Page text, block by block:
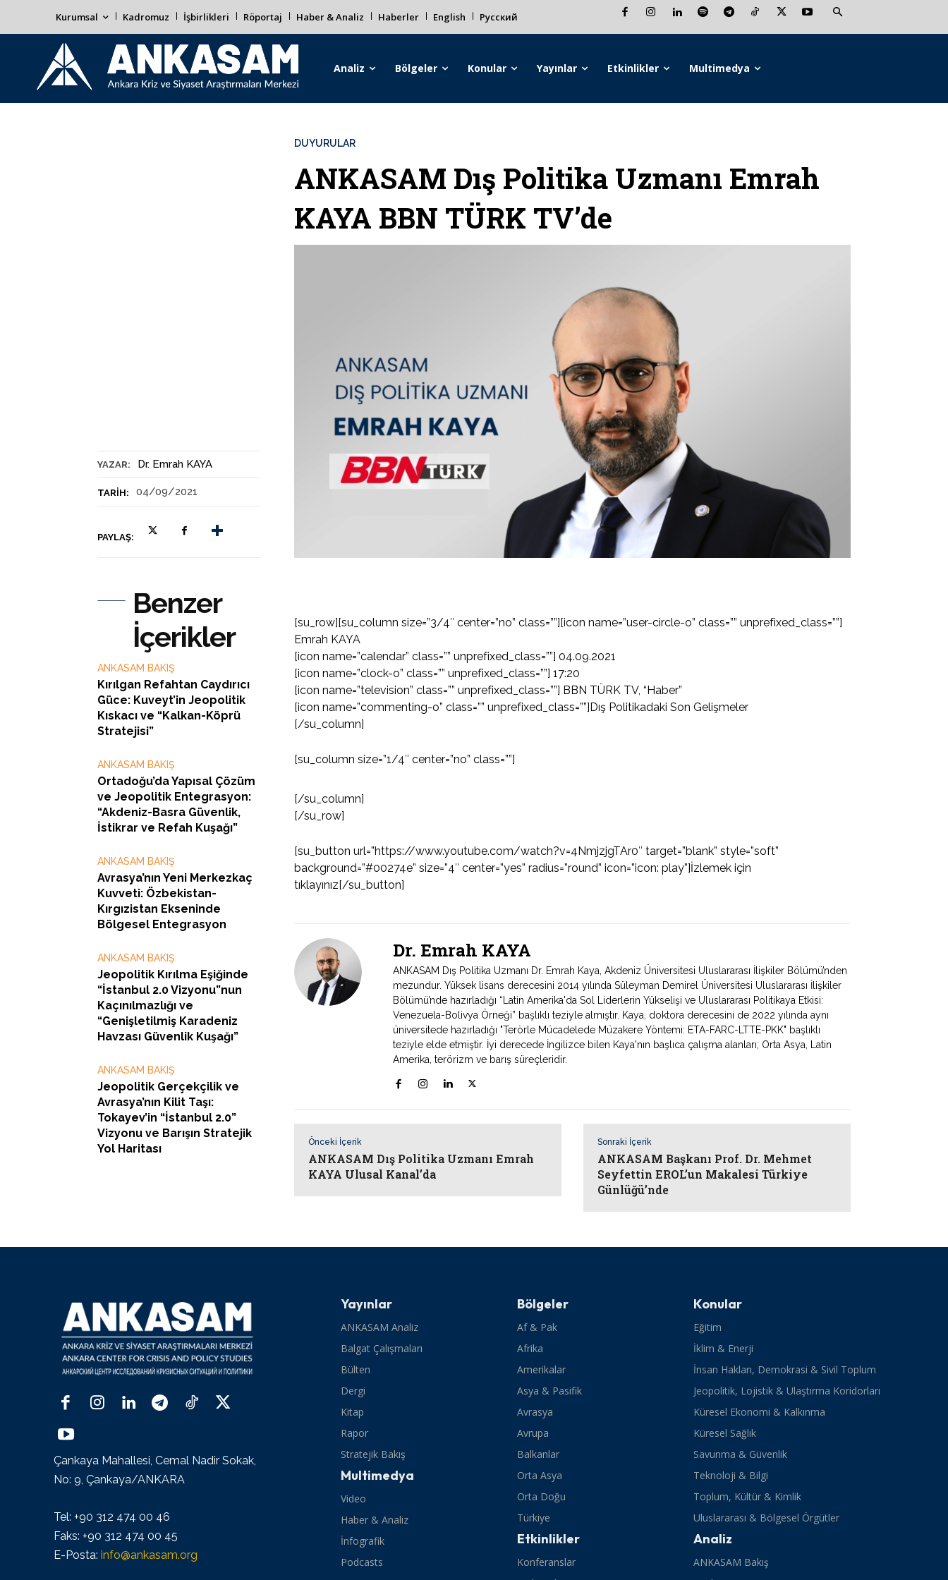
Kurumsal Kadromuz İşbirlikleri Röportaj Haber & Analiz Haberler English Русский
Analiz Bölgeler Konular Yayınlar Etkinlikler Multimedya
YAZAR: Dr. Emrah KAYA
TARIH: 04/09/2021
PAYLAŞ:
DUYURULAR
ANKASAM Dış Politika Uzmanı Emrah
KAYA BBN TÜRK TV’de
Benzer
İçerikler
ANKASAM BAKIŞ
Kırılgan Refahtan Caydırıcı
Güce: Kuveyt’in Jeopolitik
Kıskacı ve “Kalkan-Köprü
Stratejisi”
ANKASAM BAKIŞ
Ortadoğu’da Yapısal Çözüm
ve Jeopolitik Entegrasyon:
“Akdeniz-Basra Güvenlik,
İstikrar ve Refah Kuşağı”
ANKASAM BAKIŞ
Avrasya’nın Yeni Merkezkaç
Kuvveti: Özbekistan-
Kırgızistan Ekseninde
Bölgesel Entegrasyon
ANKASAM BAKIŞ
Jeopolitik Kırılma Eşiğinde
“İstanbul 2.0 Vizyonu”nun
Kaçınılmazlığı ve
“Genişletilmiş Karadeniz
Havzası Güvenlik Kuşağı”
ANKASAM BAKIŞ
Jeopolitik Gerçekçilik ve
Avrasya’nın Kilit Taşı:
Tokayev’in “İstanbul 2.0”
Vizyonu ve Barışın Stratejik
Yol Haritası
[su_row][su_column size=”3/4″ center=”no” class=””][icon name=”user-circle-o” class=”” unprefixed_class=””]
Emrah KAYA
[icon name=”calendar” class=”” unprefixed_class=””] 04.09.2021
[icon name=”clock-o” class=”” unprefixed_class=””] 17:20
[icon name=”television” class=”” unprefixed_class=””] BBN TÜRK TV, “Haber”
[icon name=”commenting-o” class=”” unprefixed_class=””]Dış Politikadaki Son Gelişmeler
[/su_column]
[su_column size=”1/4″ center=”no” class=””]
[/su_column]
[/su_row]
[su_button url=”https://www.youtube.com/watch?v=4NmjzjgTAr0″ target=”blank” style=”soft”
background=”#00274e” size=”4″ center=”yes” radius=”round” icon=”icon: play”]İzlemek için
tıklayınız[/su_button]
Dr. Emrah KAYA
ANKASAM Dış Politika Uzmanı Dr. Emrah Kaya, Akdeniz Üniversitesi Uluslararası İlişkiler Bölümü’nden
mezundur. Yüksek lisans derecesini 2014 yılında Süleyman Demirel Üniversitesi Uluslararası İlişkiler
Bölümü’nde hazırladığı “Latin Amerika'da Sol Liderlerin Yükselişi ve Uluslararası Politikaya Etkisi:
Venezuela-Bolivya Örneği” başlıklı teziyle almıştır. Kaya, doktora derecesini de 2022 yılında aynı
üniversitede hazırladığı "Terörle Mücadelede Müzakere Yöntemi: ETA-FARC-LTTE-PKK" başlıklı
teziyle elde etmiştir. İyi derecede İngilizce bilen Kaya'nın başlıca çalışma alanları; Orta Asya, Latin
Amerika, terörizm ve barış süreçleridir.
Önceki İçerik
ANKASAM Dış Politika Uzmanı Emrah
KAYA Ulusal Kanal’da
Sonraki İçerik
ANKASAM Başkanı Prof. Dr. Mehmet
Seyfettin EROL’un Makalesi Türkiye
Günlüğü’nde
Çankaya Mahallesi, Cemal Nadir Sokak,
No: 9, Çankaya/ANKARA
Tel: +90 312 474 00 46
Faks: +90 312 474 00 45
E-Posta: info@ankasam.org
Yayınlar
ANKASAM Analiz
Balgat Çalışmaları
Bülten
Dergi
Kitap
Rapor
Stratejik Bakış
Multimedya
Video
Haber & Analiz
İnfografik
Podcasts
Bölgeler
Af & Pak
Afrika
Amerikalar
Asya & Pasifik
Avrasya
Avrupa
Balkanlar
Orta Asya
Orta Doğu
Türkiye
Etkinlikler
Konferanslar
Konular
Eğitim
İklim & Enerji
İnsan Hakları, Demokrasi & Sivil Toplum
Jeopolitik, Lojistik & Ulaştırma Koridorları
Küresel Ekonomi & Kalkınma
Küresel Sağlık
Savunma & Güvenlik
Teknoloji & Bilgi
Toplum, Kültür & Kimlik
Uluslararası & Bölgesel Örgütler
Analiz
ANKASAM Bakış